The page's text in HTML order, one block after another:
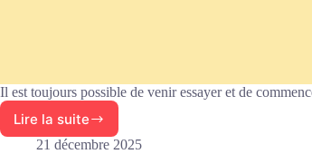
Il est toujours possible de venir essayer et de
Lire la suiteRandonnée
pédestre.
21 décembre 2025